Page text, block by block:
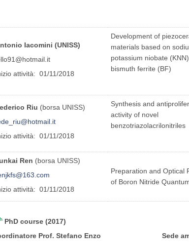
Iacomini (UNISS)
attività: 01/11/2018
Development of
materials based on
potassium niobate
bismuth ferrite (BF)
Riu (borsa UNISS)
attività: 01/11/2018
Synthesis and
activity of novel
benzotriazolacrilonitriles
Ren (borsa UNISS)
attività: 01/11/2018
Preparation and Optical
of Boron Nitride
PhD course (2017)
Prof. Stefano Enzo Sede